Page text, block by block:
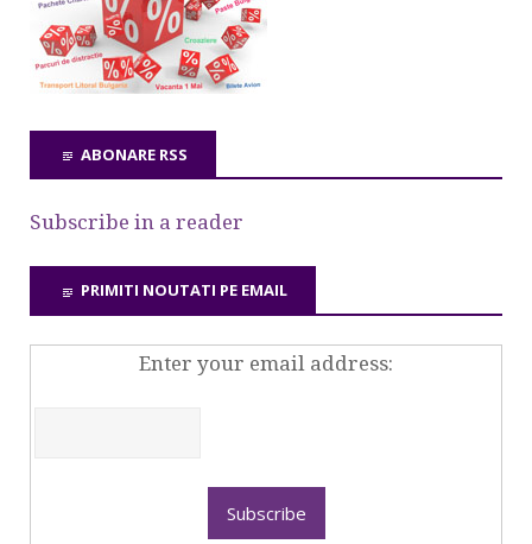
ABONARE RSS
Subscribe in a reader
PRIMITI NOUTATI PE EMAIL
Enter your email address: